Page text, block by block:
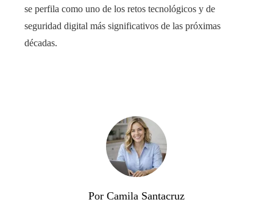
se perfila como uno de los retos tecnológicos y de
seguridad digital más significativos de las próximas
décadas.
Por Camila Santacruz